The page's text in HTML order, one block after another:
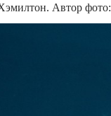
Автор